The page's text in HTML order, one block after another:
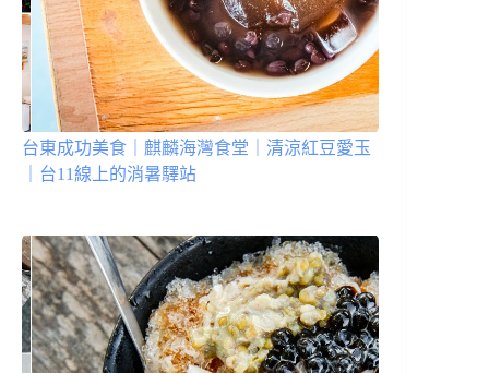
台東成功美食｜麒麟海灣食堂｜清涼紅豆愛玉
｜台11線上的消暑驛站